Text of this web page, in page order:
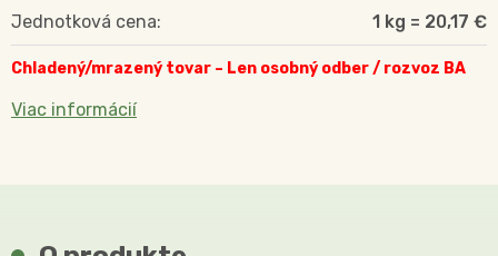
Jednotková cena: 1 kg = 20,17 €
Chladený/mrazený tovar – Len osobný odber / rozvoz BA
Viac informácií